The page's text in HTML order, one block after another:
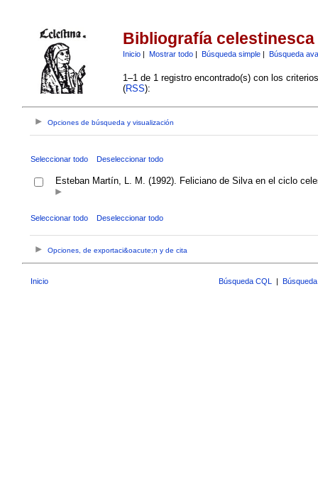
Bibliografía celestinesca
Inicio| Mostrar todo| Búsqueda simple| Búsqueda
1–1 de 1 registro encontrado(s) con los
(RSS):
Opciones de búsqueda y visualización
Seleccionar todo Deseleccionar todo
Esteban Martín, L. M. (1992). Feliciano de Silva en el ciclo
Seleccionar todo Deseleccionar todo
Opciones, de exportaci&oacute;n y de cita
Inicio Búsqueda CQL |